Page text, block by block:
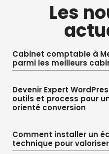
Les
Cabinet comptable à
parmi les meilleurs
Devenir Expert
outils et process pour
orienté conversion
Comment installer un
technique pour